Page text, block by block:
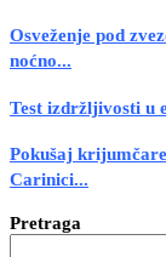
Osveženje pod
noćno...
Test izdržljivosti u
Pokušaj
Carinici...
Pretraga